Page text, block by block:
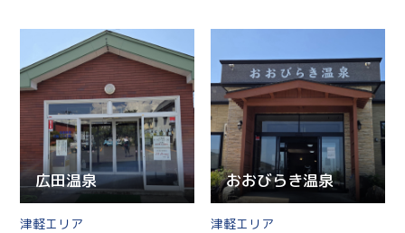
広田温泉
津軽
おおびらき温泉
津軽